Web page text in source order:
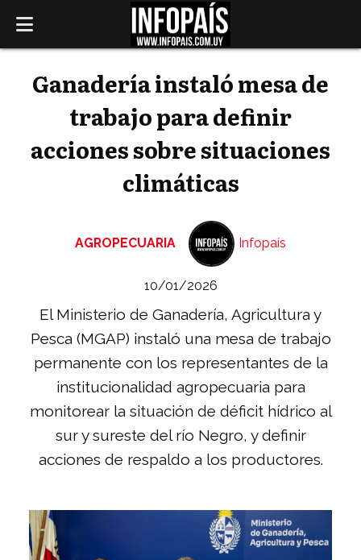
Ganadería instaló mesa de
trabajo para definir
acciones sobre situaciones
climáticas
El Ministerio de Ganadería, Agricultura y
Pesca (MGAP) instaló una mesa de trabajo
permanente con los representantes de la
institucionalidad agropecuaria para
monitorear la situación de déficit hídrico al
sur y sureste del río Negro, y definir
acciones de respaldo a los productores.
AGROPECUARIA
10/01/2026
Infopaís